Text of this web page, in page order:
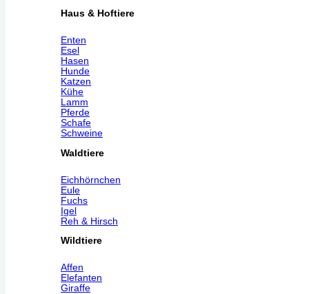
Haus & Hoftiere
Enten
Esel
Hasen
Hunde
Katzen
Kühe
Lamm
Pferde
Schafe
Schweine
Waldtiere
Eichhörnchen
Eule
Fuchs
Igel
Reh & Hirsch
Wildtiere
Affen
Elefanten
Giraffe